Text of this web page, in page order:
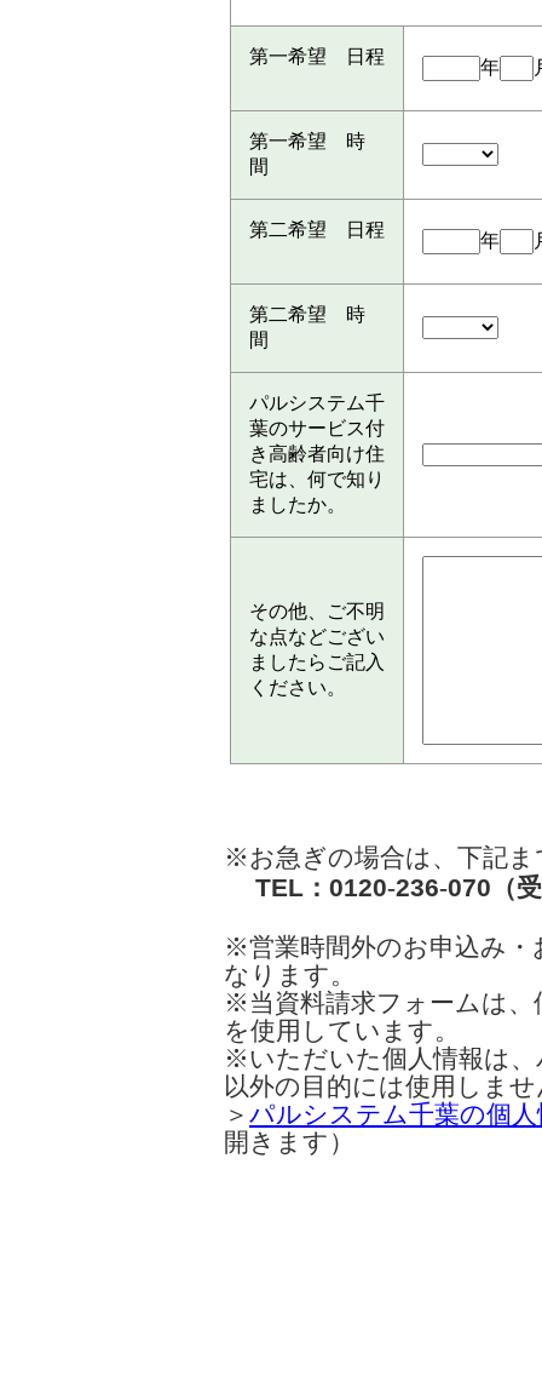
第一希望 日程
年
第一希望 時
間
第二希望 日程
年
第二希望 時
間
パルシステム千
葉のサービス付
き高齢者向け住
宅は、何で知り
ましたか。
その他、ご不明
な点などござい
ましたらご記入
ください。
※お急ぎの場合は、下記ま
TEL： 0120‐236‐070 （
※営業時間外のお申込み・
なります。
※当資料請求フォームは、
を使用しています。
※いただいた個人情報は
以外の目的には使用しま
＞ パルシステム千葉の個
開きます）